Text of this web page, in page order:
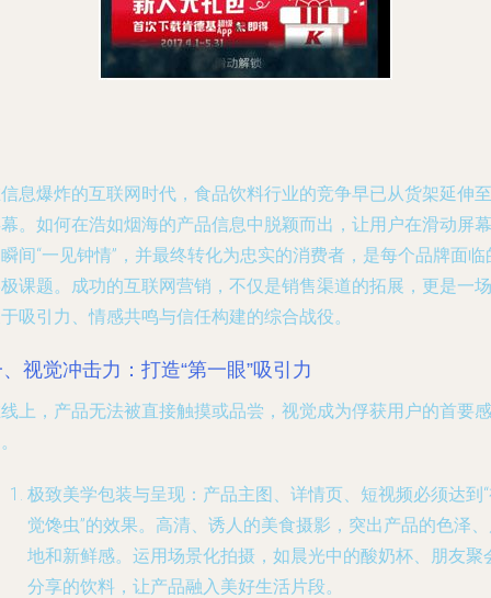
息爆炸的互联网时代，食品饮料行业的竞争早已从货架延伸至
。如何在浩如烟海的产品信息中脱颖而出，让用户在滑动屏幕
间“一见钟情”，并最终转化为忠实的消费者，是每个品牌面临
课题。成功的互联网营销，不仅是销售渠道的拓展，更是一场
吸引力、情感共鸣与信任构建的综合战役。
视觉冲击力：打造“第一眼”吸引力
上，产品无法被直接触摸或品尝，视觉成为俘获用户的首要感
极致美学包装与呈现 ：产品主图、详情页、短视频必须达到
觉馋虫”的效果。高清、诱人的美食摄影，突出产品的色泽
地和新鲜感。运用场景化拍摄，如晨光中的酸奶杯、朋友聚
分享的饮料，让产品融入美好生活片段。